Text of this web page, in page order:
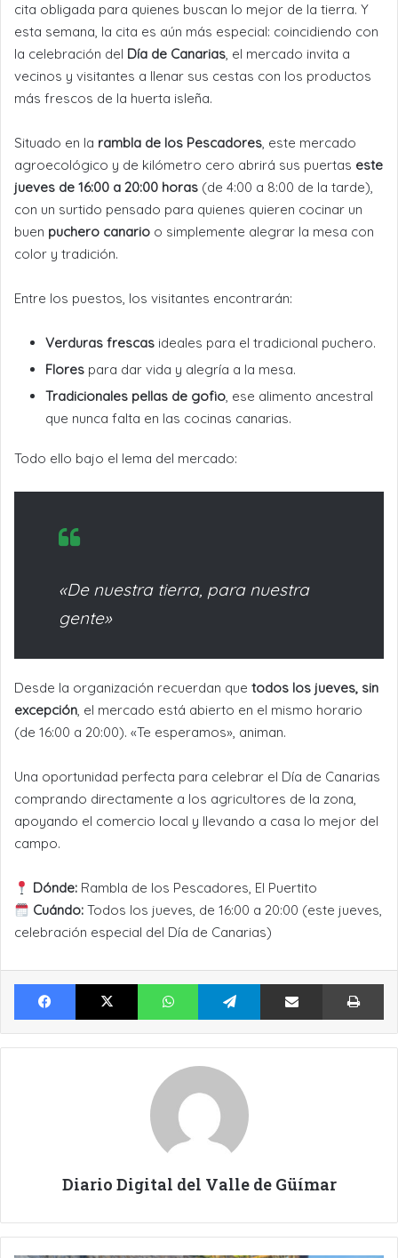
cita obligada para quienes buscan lo mejor de la tierra. Y
esta semana, la cita es aún más especial: coincidiendo con
la celebración del Día de Canarias, el mercado invita a
vecinos y visitantes a llenar sus cestas con los productos
más frescos de la huerta isleña.
Situado en la rambla de los Pescadores, este mercado
agroecológico y de kilómetro cero abrirá sus puertas este
jueves de 16:00 a 20:00 horas (de 4:00 a 8:00 de la tarde),
con un surtido pensado para quienes quieren cocinar un
buen puchero canario o simplemente alegrar la mesa con
color y tradición.
Entre los puestos, los visitantes encontrarán:
Verduras frescas ideales para el tradicional puchero.
Flores para dar vida y alegría a la mesa.
Tradicionales pellas de gofio, ese alimento ancestral
que nunca falta en las cocinas canarias.
Todo ello bajo el lema del mercado:
«De nuestra tierra, para nuestra
gente»
Desde la organización recuerdan que todos los jueves, sin
excepción, el mercado está abierto en el mismo horario
(de 16:00 a 20:00). «Te esperamos», animan.
Una oportunidad perfecta para celebrar el Día de Canarias
comprando directamente a los agricultores de la zona,
apoyando el comercio local y llevando a casa lo mejor del
campo.
Dónde: Rambla de los Pescadores, El Puertito
Cuándo: Todos los jueves, de 16:00 a 20:00 (este jueves,
celebración especial del Día de Canarias)
Facebook X WhatsApp Telegram Compartir por Email
Diario Digital del Valle de Güímar